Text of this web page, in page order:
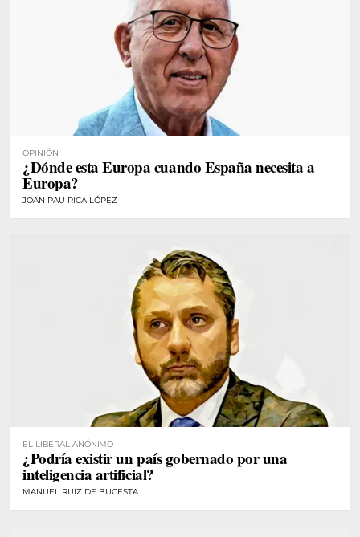
OPINIÓN
¿Dónde esta Europa cuando España necesita a
Europa?
JOAN PAU RICA LÓPEZ
EL LIBERAL ANÓNIMO
¿Podría existir un país gobernado por una
inteligencia artificial?
MANUEL RUIZ DE BUCESTA